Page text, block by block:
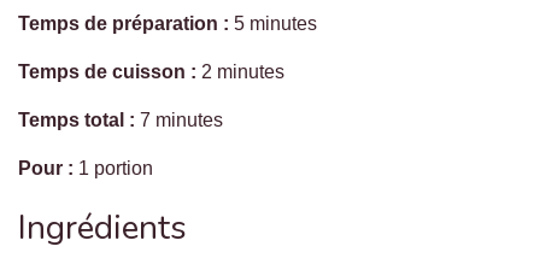
Temps de préparation : 5 minutes
Temps de cuisson : 2 minutes
Temps total : 7 minutes
Pour : 1 portion
Ingrédients